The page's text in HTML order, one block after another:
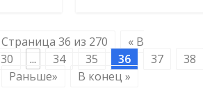
Страница 36 из 270
« В
30 ... 34 35 36 37 38
Раньше»
В конец »